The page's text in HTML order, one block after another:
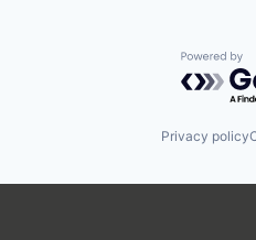
Privacy policy